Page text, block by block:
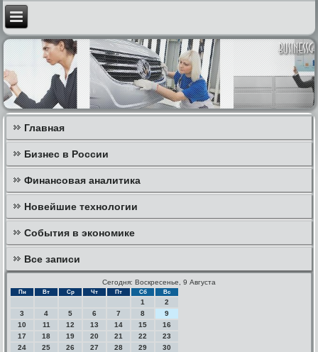
Главная
Бизнес в России
Финансовая аналитика
Новейшие технологии
События в экономике
Все записи
Сегодня: Воскресенье, 9 Августа
Пн Вт Ср Чт Пт Сб Вс
1
2
3
4 5 6 7 8
9
10
11 12 13 14 15
16
17
18 19 20 21 22
23
24
25 26 27 28 29
30